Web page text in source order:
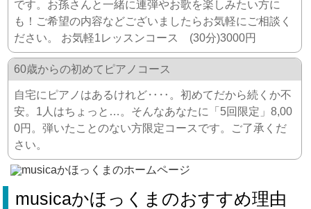
です。お孫さんと一緒に連弾やお歌を楽しみたい方に
も！ご希望の内容などございましたらお気軽にご相談く
ださい。 お気軽1レッスンコース (30分)3000円
60歳からの初めてピアノコース
自宅にピアノはあるけれど‥‥。初めてだから続くか不
安。1人はちょっと…。そんなあなたに「5回限定」8,00
0円。弾いたことのない方限定コースです。ご了承くだ
さい。
musicaかほっくまのおすすめ理由